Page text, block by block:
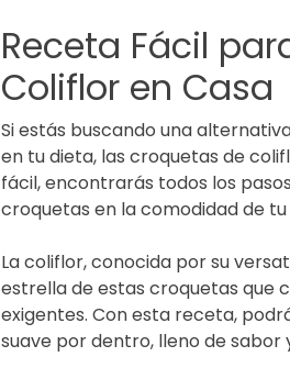
Receta Fácil
Coliflor en Casa
Si estás buscando una
en tu dieta, las croquetas de
fácil, encontrarás todos los
croquetas en la comodidad de tu
La coliflor, conocida por su
estrella de estas croquetas que
exigentes. Con esta receta,
suave por dentro, lleno de sabor